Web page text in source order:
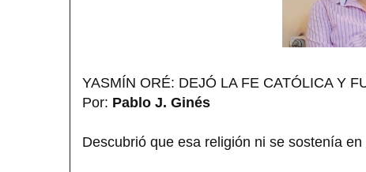
YASMÍN ORÉ: DEJÓ LA FE CATÓLICA Y
Por: Pablo J. Ginés
Descubrió que esa religión ni se sostenía